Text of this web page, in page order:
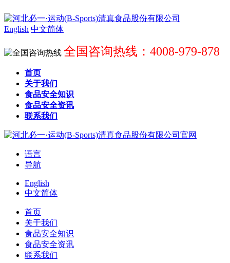
English 中文简体
全国咨询热线：4008-979-878
首页
关于我们
食品安全知识
食品安全资讯
联系我们
语言
导航
English
中文简体
首页
关于我们
食品安全知识
食品安全资讯
联系我们